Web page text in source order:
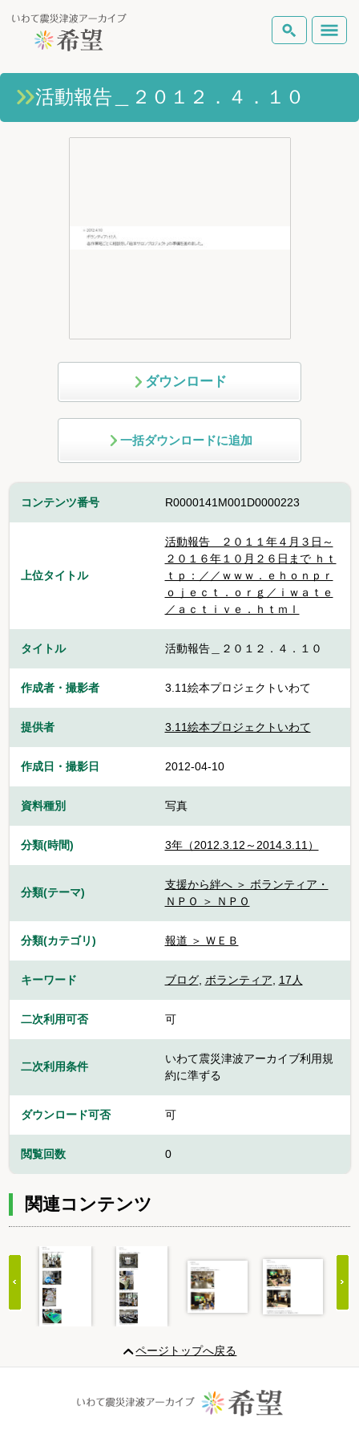
いわて震災津波アーカイブとは
活動報告＿２０１２．４．１０
ダウンロード
一括ダウンロードに追加
コンテンツ番号 R0000141M001D0000223
上位タイトル
活動報告 ２０１１年４月３日～
２０１６年１０月２６日まで ｈｔ
ｔｐ：／／ｗｗｗ．ｅｈｏｎｐｒ
ｏｊｅｃｔ．ｏｒｇ／ｉｗａｔｅ
／ａｃｔｉｖｅ．ｈｔｍｌ
タイトル 活動報告＿２０１２．４．１０
作成者・撮影者 3.11絵本プロジェクトいわて
提供者 3.11絵本プロジェクトいわて
作成日・撮影日 2012-04-10
資料種別 写真
分類(時間) 3年（2012.3.12～2014.3.11）
分類(テーマ)
支援から絆へ ＞ ボランティア・
ＮＰＯ ＞ ＮＰＯ
分類(カテゴリ) 報道 ＞ ＷＥＢ
キーワード ブログ, ボランティア, 17人
二次利用可否 可
二次利用条件
いわて震災津波アーカイブ利用規
約に準ずる
ダウンロード可否 可
閲覧回数 0
関連コンテンツ
20
ページトップへ戻る